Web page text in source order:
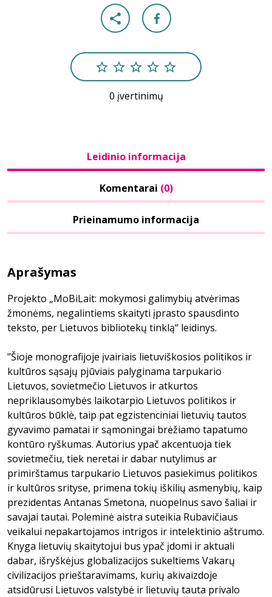
0 įvertinimų
Leidinio informacija
Komentarai (0)
Prieinamumo informacija
Aprašymas
Projekto „MoBiLait: mokymosi galimybių atvėrimas
žmonėms, negalintiems skaityti įprasto spausdinto
teksto, per Lietuvos bibliotekų tinklą“ leidinys.
"Šioje monografijoje įvairiais lietuviškosios politikos ir
kultūros sąsajų pjūviais palyginama tarpukario
Lietuvos, sovietmečio Lietuvos ir atkurtos
nepriklausomybės laikotarpio Lietuvos politikos ir
kultūros būklė, taip pat egzistenciniai lietuvių tautos
gyvavimo pamatai ir sąmoningai brėžiamo tapatumo
kontūro ryškumas. Autorius ypač akcentuoja tiek
sovietmečiu, tiek neretai ir dabar nutylimus ar
primirštamus tarpukario Lietuvos pasiekimus politikos
ir kultūros srityse, primena tokių iškilių asmenybių, kaip
prezidentas Antanas Smetona, nuopelnus savo šaliai ir
savajai tautai. Poleminė aistra suteikia Rubavičiaus
veikalui nepakartojamos intrigos ir intelektinio aštrumo.
Knyga lietuvių skaitytojui bus ypač įdomi ir aktuali
dabar, išryškėjus globalizacijos sukeltiems Vakarų
civilizacijos prieštaravimams, kurių akivaizdoje
atsidūrusi Lietuvos valstybė ir lietuvių tauta privalo